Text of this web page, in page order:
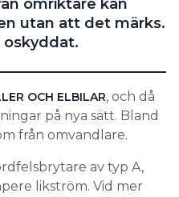
omriktare kan
utan att det märks.
OCH ELBILAR, och då
på nya sätt. Bland
från omvandlare.
av typ A,
likström. Vid mer